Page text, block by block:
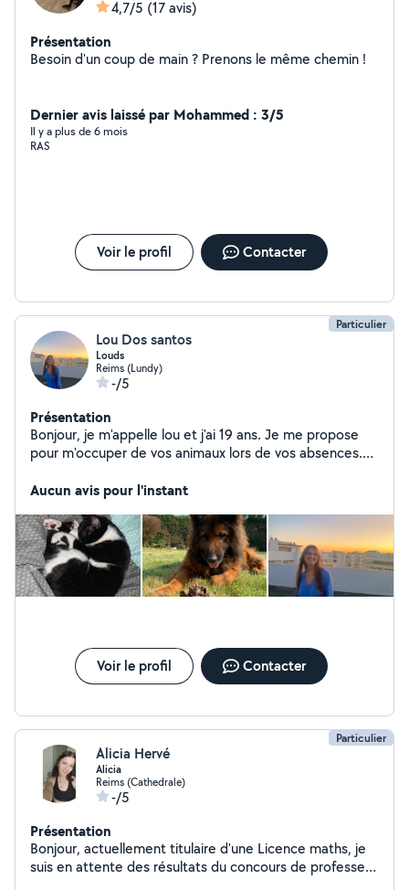
4,7/5 (17 avis)
Présentation
Besoin d'un coup de main ? Prenons le même chemin !
Dernier avis laissé par Mohammed : 3/5
Il y a plus de 6 mois
RAS
Voir le profil Contacter
Particulier
Lou Dos santos
Louds
Reims (Lundy)
-/5
Présentation
Bonjour, je m'appelle lou et j'ai 19 ans. Je me propose
pour m'occuper de vos animaux lors de vos absences.
gardes ponctuelles. J'ai mon permis et je dispose de
Aucun avis pour l'instant
Voir le profil Contacter
Particulier
Alicia Hervé
Alicia
Reims (Cathedrale)
-/5
Présentation
Bonjour, actuellement titulaire d'une Licence maths, je
suis en attente des résultats du concours de professeur